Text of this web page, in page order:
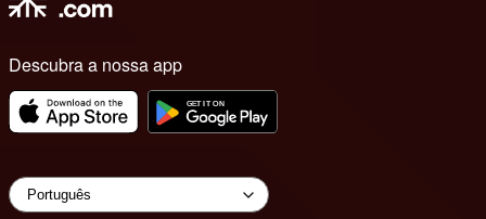
Descubra a nossa app